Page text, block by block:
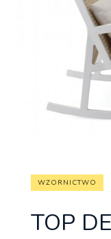
WZORNICTWO
TOP